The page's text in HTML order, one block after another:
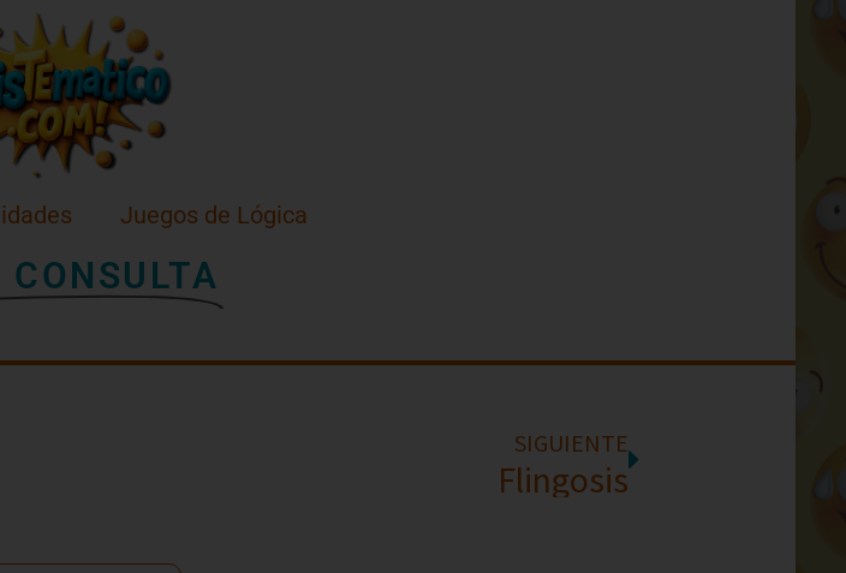
Juegos de Lógica
CONSULTA
SIGUIENTE
Flingosis